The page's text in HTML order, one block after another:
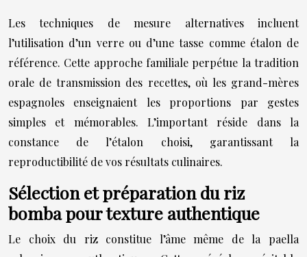
Les techniques de mesure alternatives incluent
l’utilisation d’un verre ou d’une tasse comme étalon de
référence. Cette approche familiale perpétue la tradition
orale de transmission des recettes, où les grand-mères
espagnoles enseignaient les proportions par gestes
simples et mémorables. L’important réside dans la
constance de l’étalon choisi, garantissant la
reproductibilité de vos résultats culinaires.
Sélection et préparation du riz
bomba pour texture authentique
Le choix du riz constitue l’âme même de la paella